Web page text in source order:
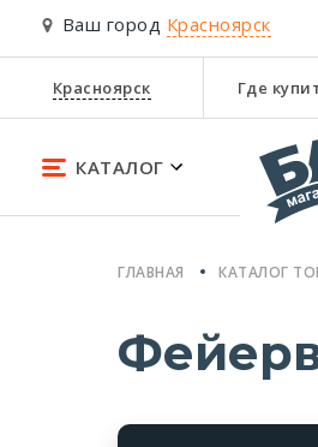
Ваш город Красноярск
Красноярск Где
КАТАЛОГ
ГЛАВНАЯ КАТАЛОГ